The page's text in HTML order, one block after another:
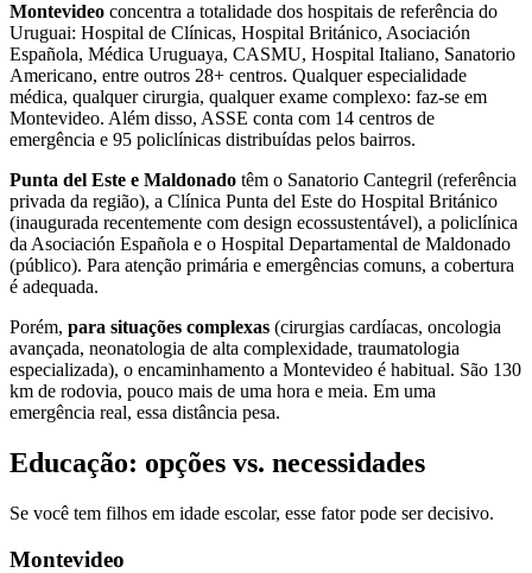
Montevideo concentra a totalidade dos hospitais de referência do
Uruguai: Hospital de Clínicas, Hospital Británico, Asociación
Española, Médica Uruguaya, CASMU, Hospital Italiano, Sanatorio
Americano, entre outros 28+ centros. Qualquer especialidade
médica, qualquer cirurgia, qualquer exame complexo: faz-se em
Montevideo. Além disso, ASSE conta com 14 centros de
emergência e 95 policlínicas distribuídas pelos bairros.
Punta del Este e Maldonado têm o Sanatorio Cantegril (referência
privada da região), a Clínica Punta del Este do Hospital Británico
(inaugurada recentemente com design ecossustentável), a policlínica
da Asociación Española e o Hospital Departamental de Maldonado
(público). Para atenção primária e emergências comuns, a cobertura
é adequada.
Porém, para situações complexas (cirurgias cardíacas, oncologia
avançada, neonatologia de alta complexidade, traumatologia
especializada), o encaminhamento a Montevideo é habitual. São 130
km de rodovia, pouco mais de uma hora e meia. Em uma
emergência real, essa distância pesa.
Educação: opções vs. necessidades
Se você tem filhos em idade escolar, esse fator pode ser decisivo.
Montevideo